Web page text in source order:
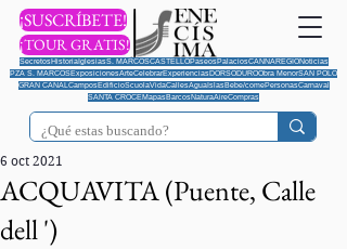
¡SUSCRÍBETE!
¡TOUR GRATIS!
SecretosHistoriaIglesiasS. MARCOSCASTELLOPaseosPalaciosCANNAREGIONoticias
PZA S. MARCOSExposicionesArteCelebrarExperienciasDORSODUROObra MenorSAN POLO
GRAN CANAL CamposEdificioScuolaVidaCallesAguaIslasBebe/comePersonasCarnaval
SANTA CROCEMapasBarcosNaturaAireCompras
ACQUAVITA (Puente, Calle
dell ')
6 oct 2021